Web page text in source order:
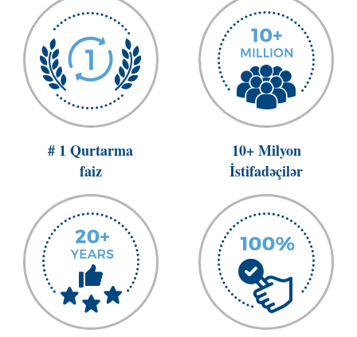
# 1 Qurtarma
faiz
10+ Milyon
İstifadəçilər